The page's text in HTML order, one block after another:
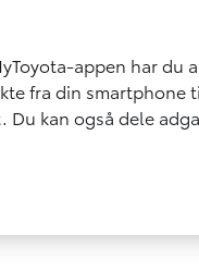
appen har du
fra din smartphone
Du kan også dele